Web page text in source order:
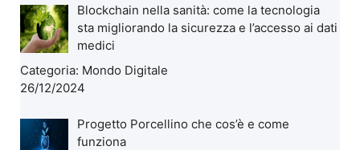
Blockchain nella sanità: come la tecnologia
sta migliorando la sicurezza e l’accesso ai dati
medici
Categoria: Mondo Digitale
26/12/2024
Progetto Porcellino che cos’è e come
funziona